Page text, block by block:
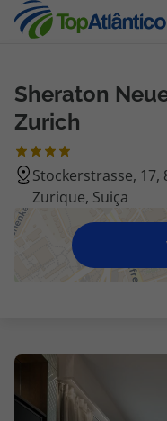
Destinos
Voos
Hotéis
Voos + Hotel
Escapadinhas
Sheraton
Zurich
Stockerstrasse, 17,
Zurique, Suiça